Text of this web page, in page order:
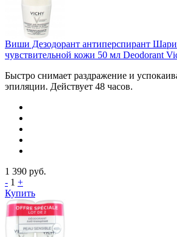
Виши Дезодорант антиперспирант
чувствительной кожи 50 мл Deodorant
Быстро снимает раздражение и
эпиляции. Действует 48 часов.
1 390 руб.
- 1 +
Купить